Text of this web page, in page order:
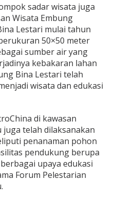
sadar wisata juga
Wisata Embung
Lestari mulai tahun
50×50 meter
sumber air yang
kebakaran lahan
Bina Lestari telah
wisata dan edukasi
di kawasan
telah dilaksanakan
penanaman pohon
pendukung berupa
upaya edukasi
Forum Pelestarian